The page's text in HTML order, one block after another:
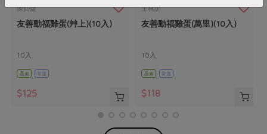
陳茹婕
友善動福雞蛋(艸上)(10入)
10入
蛋素 常溫
$125
王林訓
友善動福雞蛋(萬里)(10入)
10入
蛋素 常溫
$118